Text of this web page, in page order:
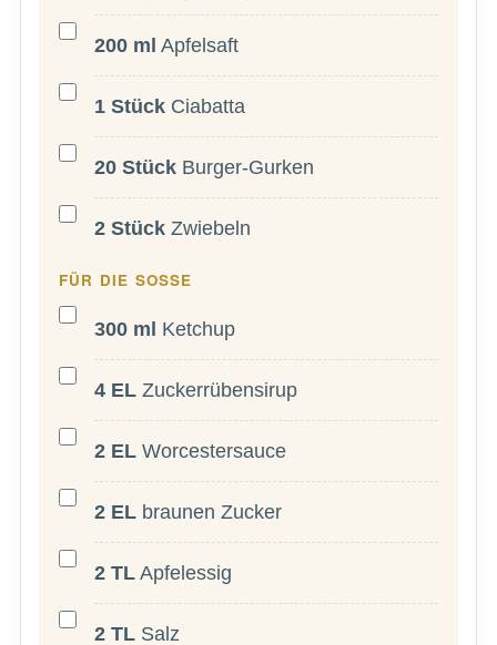
200 ml Apfelsaft
1 Stück Ciabatta
20 Stück Burger-Gurken
2 Stück Zwiebeln
FÜR DIE SOSSE
300 ml Ketchup
4 EL Zuckerrübensirup
2 EL Worcestersauce
2 EL braunen Zucker
2 TL Apfelessig
2 TL Salz